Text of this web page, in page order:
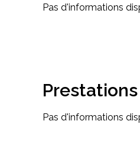
Pas d'informations
Prestations
Pas d'informations